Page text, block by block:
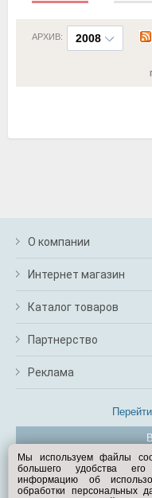
2008
АРХИВ:
О компании
Интернет магазин
Каталог товаров
Партнерство
Реклама
©
Мы используем файлы
большего удобства
информацию об
обработки персональных